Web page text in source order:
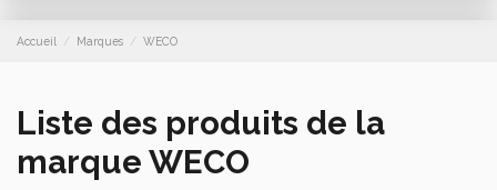
Accueil Marques WECO
Liste des produits de la
marque WECO